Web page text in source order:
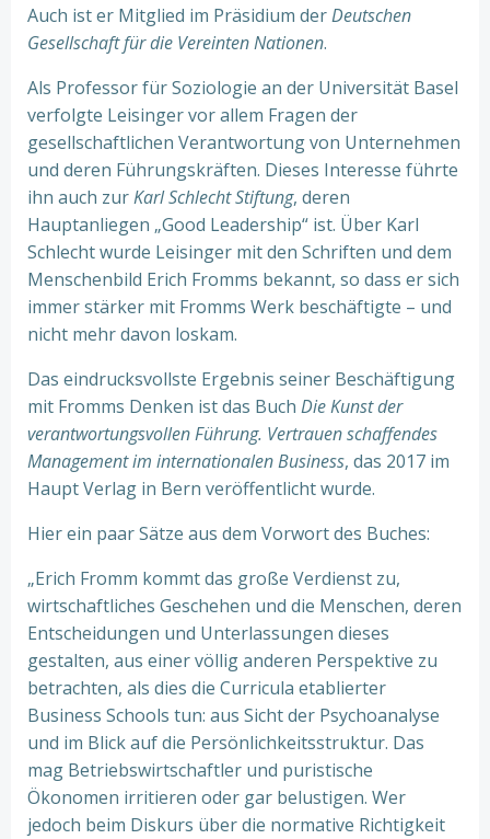
Auch ist er Mitglied im Präsidium derDeutschen
Gesellschaft für die Vereinten Nationen.
Als Professor für Soziologie an der Universität Basel
verfolgte Leisinger vor allem Fragen der
gesellschaftlichen Verantwortung von Unternehmen
und deren Führungskräften. Dieses Interesse führte
ihn auch zurKarl Schlecht Stiftung, deren
Hauptanliegen „Good Leadership“ ist. Über Karl
Schlecht wurde Leisinger mit den Schriften und dem
Menschenbild Erich Fromms bekannt, so dass er sich
immer stärker mit Fromms Werk beschäftigte – und
nicht mehr davon loskam.
Das eindrucksvollste Ergebnis seiner Beschäftigung
mit Fromms Denken ist das Buch Die Kunst der
verantwortungsvollen Führung. Vertrauen schaffendes
Management im internationalen Business, das 2017 im
Haupt Verlag in Bern veröffentlicht wurde.
Hier ein paar Sätze aus dem Vorwort des Buches:
„Erich Fromm kommt das große Verdienst zu,
wirtschaftliches Geschehen und die Menschen, deren
Entscheidungen und Unterlassungen dieses
gestalten, aus einer völlig anderen Perspektive zu
betrachten, als dies die Curricula etablierter
Business Schools tun: aus Sicht der Psychoanalyse
und im Blick auf die Persönlichkeitsstruktur. Das
mag Betriebswirtschaftler und puristische
Ökonomen irritieren oder gar belustigen. Wer
jedoch beim Diskurs über die normative Richtigkeit